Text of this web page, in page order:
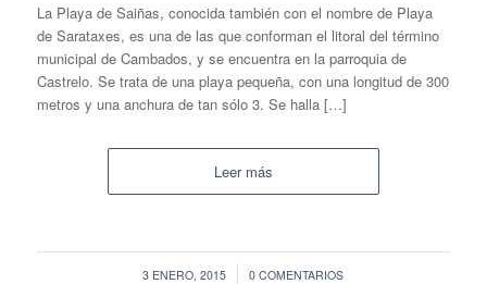
La Playa de Saiñas, conocida también con el nombre de Playa
de Sarataxes, es una de las que conforman el litoral del término
municipal de Cambados, y se encuentra en la parroquia de
Castrelo. Se trata de una playa pequeña, con una longitud de 300
metros y una anchura de tan sólo 3. Se halla […]
Leer más
3 ENERO, 2015
/ 0 COMENTARIOS